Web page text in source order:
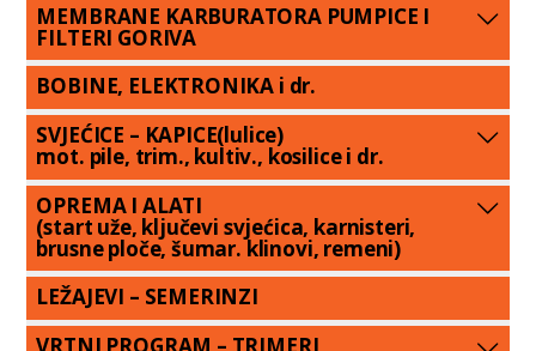
MEMBRANE KARBURATORA PUMPICE I
FILTERI GORIVA
BOBINE, ELEKTRONIKA i dr.
SVJEĆICE – KAPICE(lulice)
mot. pile, trim., kultiv., kosilice i dr.
OPREMA I ALATI
(start uže, ključevi svjećica, karnisteri,
brusne ploče, šumar. klinovi, remeni)
LEŽAJEVI – SEMERINZI